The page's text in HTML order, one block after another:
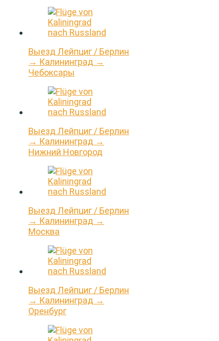
Выезд Лейпциг / Берлин
→ Калининград →
Чебоксары
Выезд Лейпциг / Берлин
→ Калининград →
Нижний Новгород
Выезд Лейпциг / Берлин
→ Калининград →
Москва
Выезд Лейпциг / Берлин
→ Калининград →
Оренбург